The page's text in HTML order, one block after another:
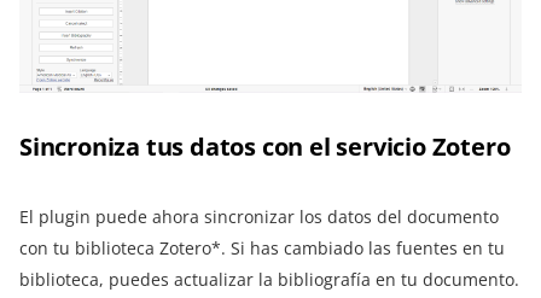
Sincroniza tus datos con el servicio Zotero
El plugin puede ahora sincronizar los datos del documento
con tu biblioteca Zotero*. Si has cambiado las fuentes en tu
biblioteca, puedes actualizar la bibliografía en tu documento.